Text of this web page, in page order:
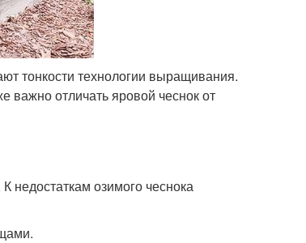
тонкости технологии выращивания.
важно отличать яровой чеснок от
недостаткам озимого чеснока